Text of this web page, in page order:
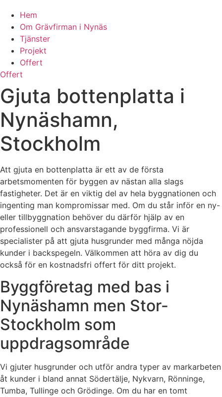
Hem
Om Grävfirman i Nynäs
Tjänster
Projekt
Offert
Offert
Gjuta bottenplatta i
Nynäshamn,
Stockholm
Att gjuta en bottenplatta är ett av de första
arbetsmomenten för byggen av nästan alla slags
fastigheter. Det är en viktig del av hela byggnationen och
ingenting man kompromissar med. Om du står inför en ny-
eller tillbyggnation behöver du därför hjälp av en
professionell och ansvarstagande byggfirma. Vi är
specialister på att gjuta husgrunder med många nöjda
kunder i backspegeln. Välkommen att höra av dig du
också för en kostnadsfri offert för ditt projekt.
Byggföretag med bas i
Nynäshamn men Stor-
Stockholm som
uppdragsområde
Vi gjuter husgrunder och utför andra typer av markarbeten
åt kunder i bland annat Södertälje, Nykvarn, Rönninge,
Tumba, Tullinge och Grödinge. Om du har en tomt